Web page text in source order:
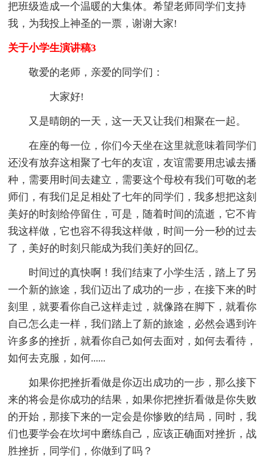
把班级造成一个温暖的大集体。希望老师同学们支持
我，为我投上神圣的一票，谢谢大家!
关于小学生演讲稿3
敬爱的老师，亲爱的同学们：
大家好!
又是晴朗的一天，这一天又让我们相聚在一起。
在座的每一位，你们今天坐在这里就意味着同学们
还没有放弃这相聚了七年的友谊，友谊需要用忠诚去播
种，需要用时间去建立，需要这个母校有我们可敬的老
师们，有我们足足相处了七年的同学们，我多想把这刻
美好的时刻给停留住，可是，随着时间的流逝，它不肯
我这样做，它也容不得我这样做，时间一分一秒的过去
了，美好的时刻只能成为我们美好的回亿。
时间过的真快啊！我们结束了小学生活，踏上了另
一个新的旅途，我们迈出了成功的一步，在接下来的时
刻里，就要看你自己这样走过，就像路在脚下，就看你
自己怎么走一样，我们踏上了新的旅途，必然会遇到许
许多多的挫折，就看你自己如何去面对，如何去看待，
如何去克服，如何......
如果你把挫折看做是你迈出成功的一步，那么接下
来的将会是你成功的结果，如果你把挫折看做是你失败
的开始，那接下来的一定会是你惨败的结局，同时，我
们也要学会在坎坷中磨练自己，应该正确面对挫折，战
胜挫折，同学们，你做到了吗？